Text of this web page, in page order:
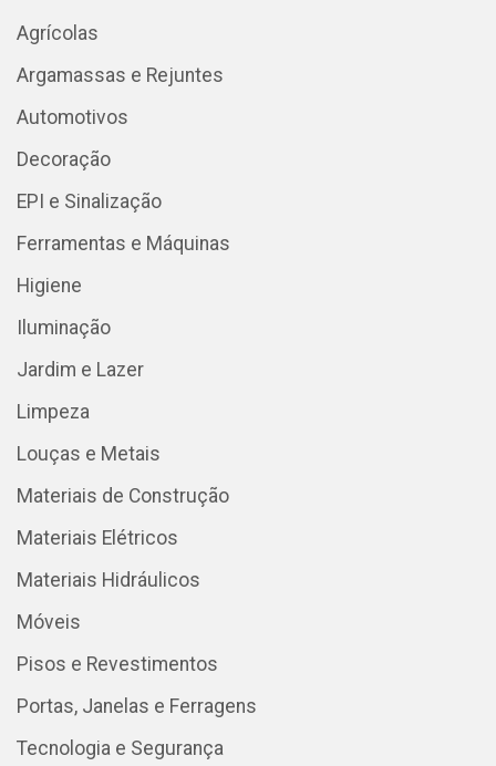
Agrícolas
Argamassas e Rejuntes
Automotivos
Decoração
EPI e Sinalização
Ferramentas e Máquinas
Higiene
Iluminação
Jardim e Lazer
Limpeza
Louças e Metais
Materiais de Construção
Materiais Elétricos
Materiais Hidráulicos
Móveis
Pisos e Revestimentos
Portas, Janelas e Ferragens
Tecnologia e Segurança